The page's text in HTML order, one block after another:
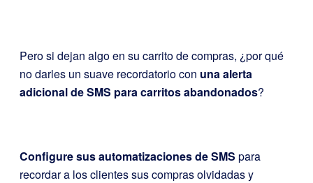
Pero si dejan algo en su carrito de compras, ¿por qué
no darles un suave recordatorio con una alerta
adicional de SMS para carritos abandonados?
Configure sus automatizaciones de SMS para
recordar a los clientes sus compras olvidadas y